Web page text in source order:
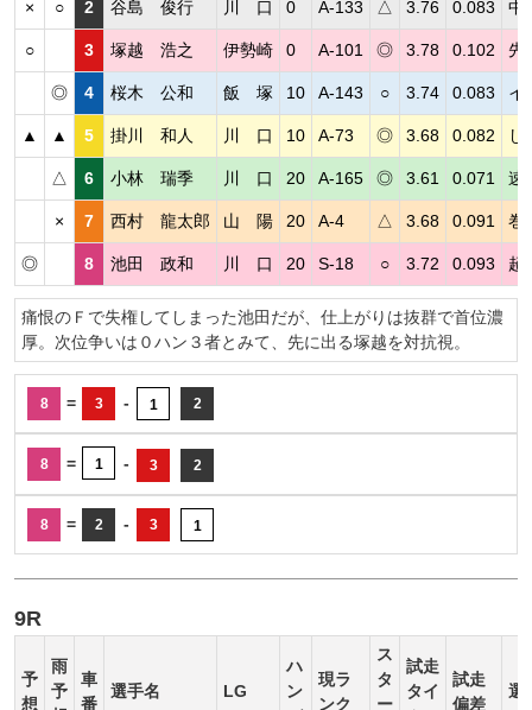
× ○ 2 谷島 俊行 川 口 0 A-133 △ 3.76 0.083 中
○ 3 塚越 浩之 伊勢崎 0 A-101 ◎ 3.78 0.102 先
◎ 4 桜木 公和 飯 塚 10 A-143 ○ 3.74 0.083 イ
▲ ▲ 5 掛川 和人 川 口 10 A-73 ◎ 3.68 0.082 し
△ 6 小林 瑞季 川 口 20 A-165 ◎ 3.61 0.071 速
× 7 西村 龍太郎 山 陽 20 A-4 △ 3.68 0.091 巻
◎ 8 池田 政和 川 口 20 S-18 ○ 3.72 0.093 超
痛恨のＦで失権してしまった池田だが、仕上がりは抜群で首位濃
厚。次位争いは０ハン３者とみて、先に出る塚越を対抗視。
8 = 3 - 1 2
8 = 1 - 3 2
8 = 2 - 3 1
9R
予
想
雨
予
車
番
選手名 LG
ハ
ン
現ラ
ンク
ス
タ
ー
試走
タイ
試走
偏差
選